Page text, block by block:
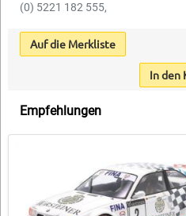
(0) 5221 182 555,
Auf die Merkliste
In den
Empfehlungen